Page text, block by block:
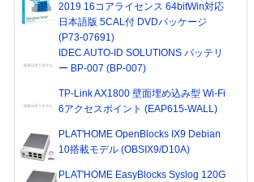
2019 16コアライセンス 64bitWin対応
日本語版 5CAL付 DVDパッケージ
(P73-07691)
IDEC AUTO-ID SOLUTIONS バッテリ
ー BP-007 (BP-007)
TP-Link AX1800 壁面埋め込み型 Wi-Fi
6アクセスポイント (EAP615-WALL)
PLAT'HOME OpenBlocks IX9 Debian
10搭載モデル (OBSIX9/D10A)
PLAT'HOME EasyBlocks Syslog 120G